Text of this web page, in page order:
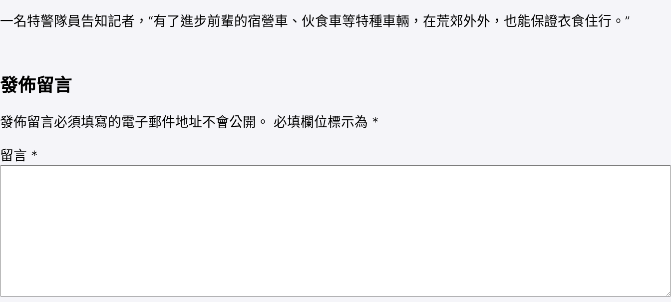
一名特警隊員告知記者，“有了進步前輩的宿營車、伙食車等特種車輛，在荒郊外外，也能保證衣食住行。”
發佈留言
發佈留言必須填寫的電子郵件地址不會公開。 必填欄位標示為 *
留言 *